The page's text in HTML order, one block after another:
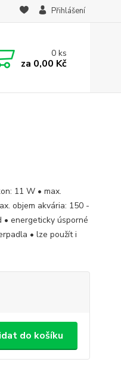
Přihlášení
0ks
za 0,00 Kč
11 W • max.
objem akvária: 150 -
• energeticky úsporné
• lze použít i
do košíku